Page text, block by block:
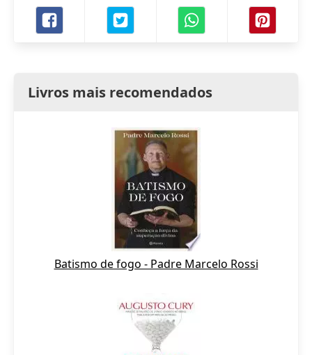
Livros mais recomendados
Batismo de fogo - Padre Marcelo Rossi